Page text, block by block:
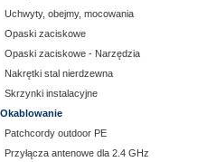
Uchwyty, obejmy, mocowania
Opaski zaciskowe
Opaski zaciskowe - Narzędzia
Nakrętki stal nierdzewna
Skrzynki instalacyjne
Okablowanie
Patchcordy outdoor PE
Przyłącza antenowe dla 2.4 GHz